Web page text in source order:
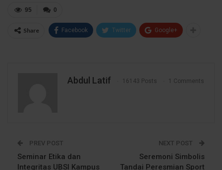
0
95
Share Facebook Twitter Google+
Abdul Latif 16143 Posts 1 Comments
PREV POST
Seminar Etika dan
Integritas UBSI Kampus
NEXT POST
Seremoni Simbolis
Tandai Peresmian Sport